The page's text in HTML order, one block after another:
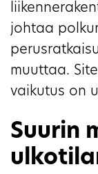
johtaa
muuttaa.
vaikutus on
Suurin